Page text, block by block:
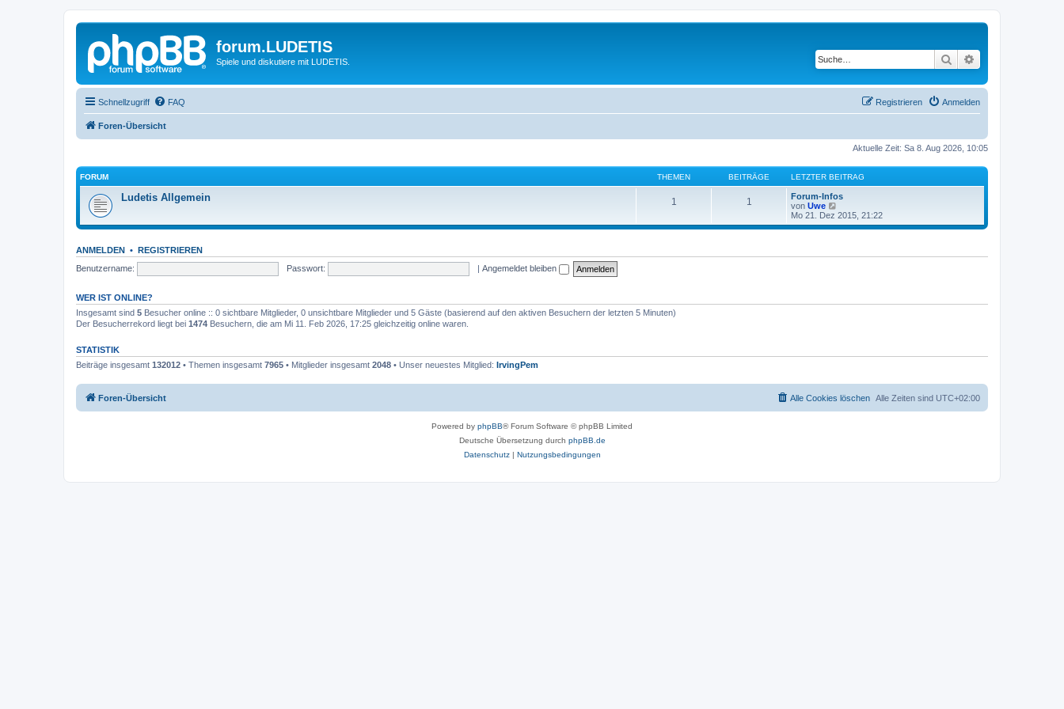
forum.LUDETIS
Spiele und diskutiere mit LUDETIS. Suche
Schnellzugriff FAQ Anmelden
Registrieren
Foren-Übersicht
Aktuelle Zeit: Sa 8. Aug 2026, 10:05
FORUM THEMEN BEITRÄGE LETZTER BEITRAG
Ludetis Allgemein 1 1
Forum-Infos
von Uwe
e
u
Mo 21. Dez 2015, 21:22
ANMELDEN • REGISTRIEREN
Benutzername:
Passwort: | Angemeldet bleiben
WER IST ONLINE?
Insgesamt sind 5 Besucher online :: 0 sichtbare Mitglieder, 0 unsichtbare Mitglieder und 5 Gäste (basierend auf den aktiven Besuchern der letzten 5 Minuten)
Der Besucherrekord liegt bei 1474 Besuchern, die am Mi 11. Feb 2026, 17:25 gleichzeitig online waren.
STATISTIK
Beiträge insgesamt 132012 • Themen insgesamt 7965 • Mitglieder insgesamt 2048 • Unser neuestes Mitglied: IrvingPem
Foren-Übersicht Alle Zeiten sind UTC+02:00
Alle Cookies löschen
Powered by phpBB® Forum Software © phpBB Limited
Deutsche Übersetzung durch phpBB.de
Datenschutz| Nutzungsbedingungen